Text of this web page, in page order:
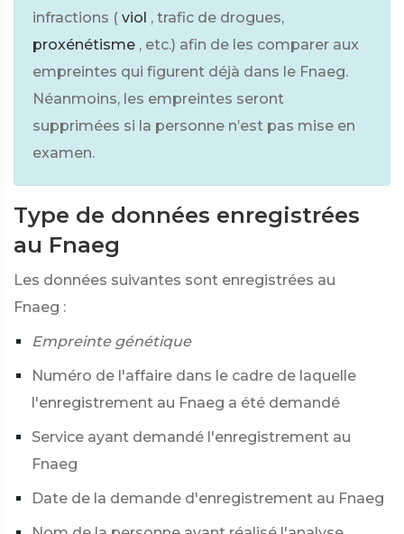
infractions ( viol , trafic de drogues,
proxénétisme , etc.) afin de les comparer aux
empreintes qui figurent déjà dans le Fnaeg.
Néanmoins, les empreintes seront
supprimées si la personne n’est pas mise en
examen.
Type de données enregistrées
au Fnaeg
Les données suivantes sont enregistrées au
Fnaeg :
Empreinte génétique
Numéro de l'affaire dans le cadre de laquelle
l'enregistrement au Fnaeg a été demandé
Service ayant demandé l'enregistrement au
Fnaeg
Date de la demande d'enregistrement au Fnaeg